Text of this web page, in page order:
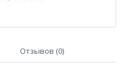
Отзывов (0)